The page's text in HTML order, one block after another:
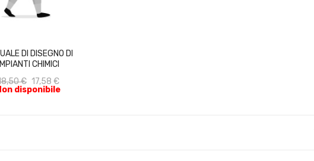
DI DISEGNO DI
IMPIANTI CHIMICI
€ 17,58 €
disponibile